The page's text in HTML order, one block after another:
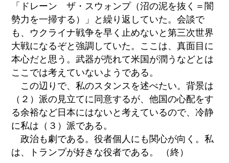
「ドレーン ザ・スウォンプ（沼の泥を抜く＝闇
勢力を一掃する）」と繰り返していた。会談で
も、ウクライナ戦争を早く止めないと第三次世界
大戦になるぞと強調していた。ここは、真面目に
本心だと思う。武器が売れて米国が潤うなどとは
ここでは考えていないようである。
この辺りで、私のスタンスを述べたい。背景は
（２）派の見立てに同意するが、他国の心配をす
る余裕など日本にはないと考えているので、冷静
に私は（３）派である。
政治も劇である。役者個人にも関心が向く。私
は、トランプが好きな役者である。 （終）